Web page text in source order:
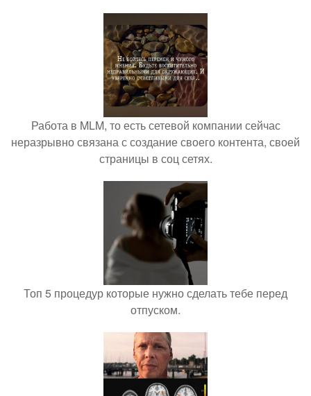
Работа в MLM, то есть сетевой компании сейчас
неразрывно связана с создание своего контента, своей
страницы в соц сетях.
Топ 5 процедур которые нужно сделать тебе перед
отпуском.